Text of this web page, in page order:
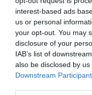
interest-based ads
us or personal
your opt-out. You may
disclosure of your
IAB’s list of
also be disclosed by
Downstream